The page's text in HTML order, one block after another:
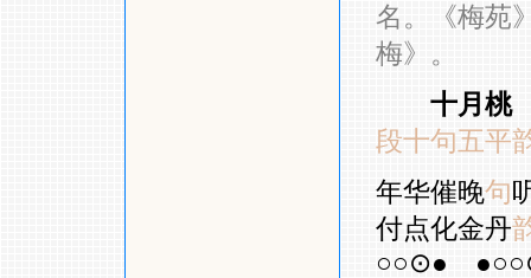
名。《梅苑
梅》。
十月桃
段十句五平
年华催晚句
付点化金丹
○○⊙●